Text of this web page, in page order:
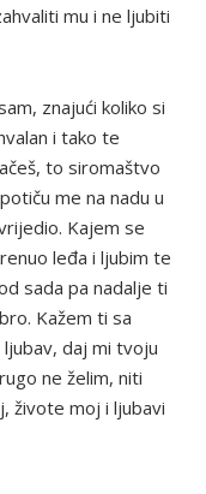
mu i ne ljubiti
znajući koliko si
i tako te
to siromaštvo
me na nadu u
Kajem se
leđa i ljubim te
sada pa nadalje ti
Kažem ti sa
daj mi tvoju
ne želim, niti
živote moj i ljubavi